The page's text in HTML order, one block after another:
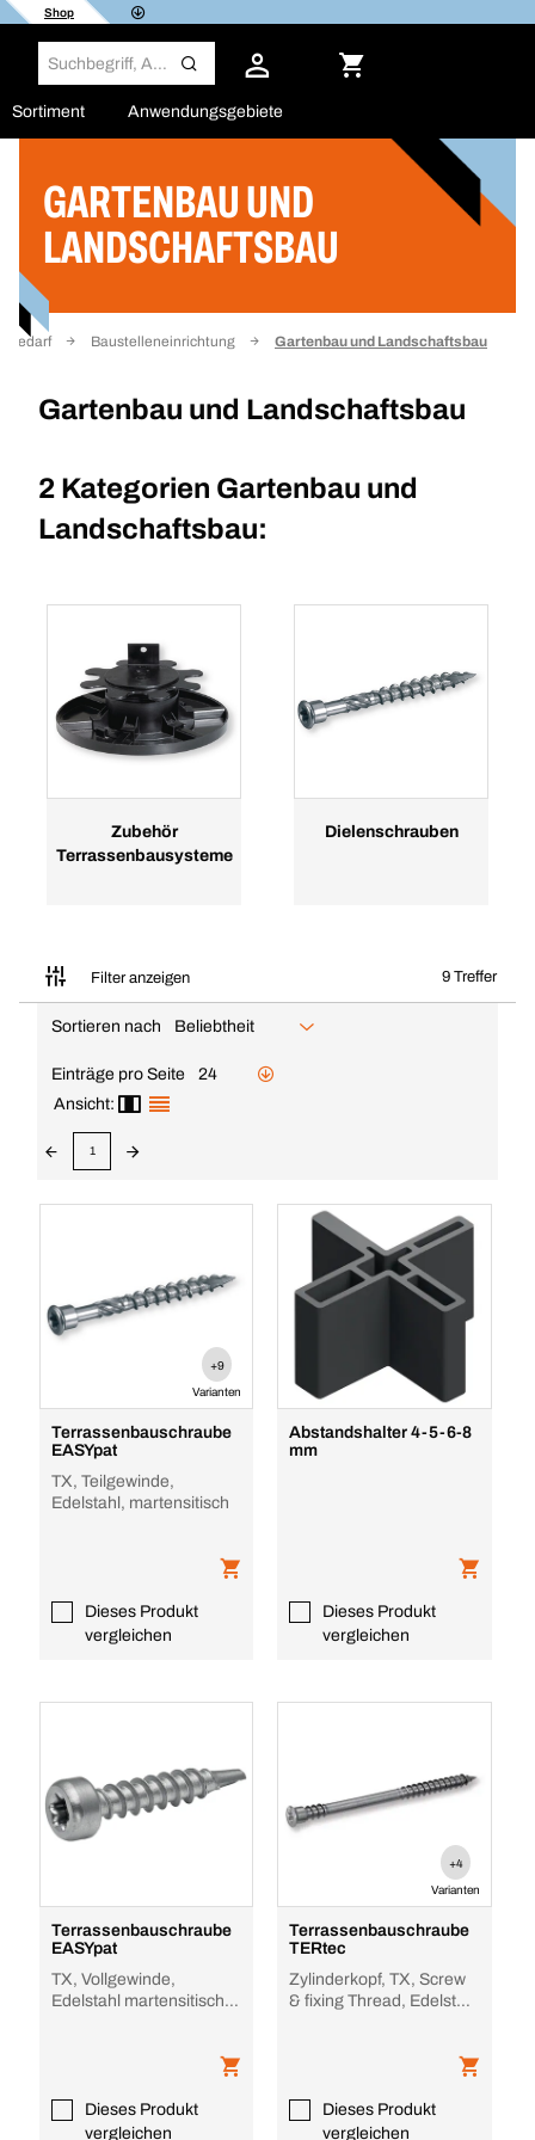
Shop
Sortiment Anwendungsgebiete
GARTENBAU UND
LANDSCHAFTSBAU
Baustelleneinrichtung Gartenbau und Landschaftsbau
Gartenbau und Landschaftsbau
2 Kategorien Gartenbau und
Landschaftsbau:
Zubehör
Terrassenbausysteme
Dielenschrauben
Filter anzeigen 9 Treffer
Filter
Sortieren nach Beliebtheit
Einträge pro Seite
24
Ansicht:
1
+9
Varianten
Terrassenbauschraube
EASYpat
TX, Teilgewinde,
Edelstahl, martensitisch
Dieses Produkt
vergleichen
Abstandshalter 4-5-6-8
mm
Dieses Produkt
vergleichen
Terrassenbauschraube
EASYpat
TX, Vollgewinde,
Edelstahl martensitisch,
Dieses Produkt
vergleichen
+4
Varianten
Terrassenbauschraube
TERtec
Zylinderkopf, TX, Screw
& fixing Thread, Edelstahl
Dieses Produkt
vergleichen